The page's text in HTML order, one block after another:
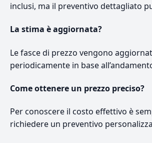
inclusi, ma il preventivo dettagliato
La stima è aggiornata?
Le fasce di prezzo vengono
periodicamente in base
Come ottenere un prezzo preciso?
Per conoscere il costo effettivo è
richiedere un preventivo